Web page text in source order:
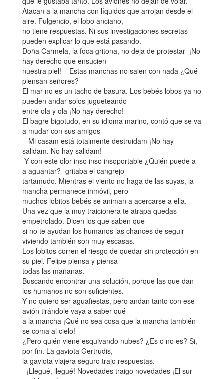
Atacan a la mancha con líquidos que arrojan desde el
aire. Fulgencio, el lobo anciano,
no tiene respuestas. Ni sus investigaciones secretas
pueden explicar lo que está pasando.
Doña Carmela, la foca gritona, no deja de protestar- ¡No
hay derecho que ensucien
nuestra piel! – Estas manchas no salen con nada ¿Qué
piensan señores?
El mar no es un tacho de basura. Los bebés lobos ya no
pueden andar solos jugueteando
entre ola y ola ¡No hay derecho!
El bagre bigotudo, en su idioma marino, contó que se va
a mudar con sus amigos
– Mi casam está totalmente destruidam ¡No hay
salidam. No hay salidam!-
-Y con este olor inso inso insoportable ¿Quién puede a
a aguantar?- gritaba el cangrejo
tartamudo. Mientras el viento no haga de las suyas, la
mancha permanece inmóvil, pero
muchos lobitos bebés se animan a acercarse a ella.
Una vez que la muy traicionera te atrapa quedas
empetrolado. Dicen los que saben que
si no te ayudan los humanos las chances de seguir
viviendo también son muy escasas.
Los lobitos corren el riesgo de quedar sin protección en
su piel. Felipe piensa y piensa
todas las mañanas.
Buscando encontrar una solución, porque las que dan
los humanos no son suficientes.
Y no quiero ser aguafiestas, pero andan tanto con ese
avión tirándole vaya a saber qué
a la mancha ¡Qué no sea cosa que la mancha también
se coma al cielo!
¿Pero quién viene esquivando nubes? ¿Es o no es? Si,
por fin. La gaviota Gertrudis,
la gaviota viajera seguro trajo respuestas.
- ¡Llegué, llegué! Novedades traigo novedades ¡El sur